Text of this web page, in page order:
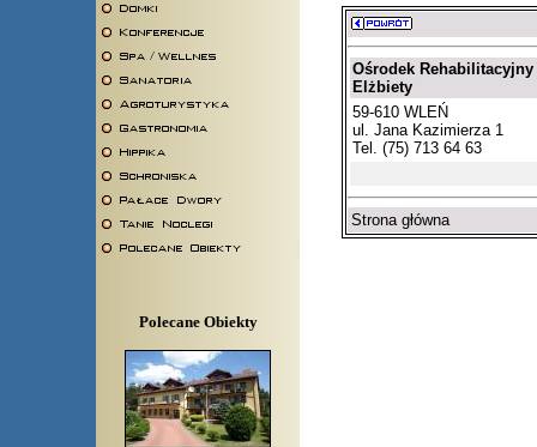
Polecane Obiekty
Ośrodek
Elżbiety
59-610 WLEŃ
ul. Jana Kazimierza 1
Tel. (75) 713 64 63
Strona główna